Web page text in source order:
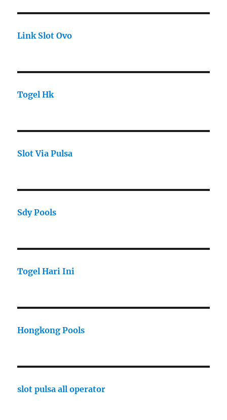
Link Slot Ovo
Togel Hk
Slot Via Pulsa
Sdy Pools
Togel Hari Ini
Hongkong Pools
slot pulsa all operator